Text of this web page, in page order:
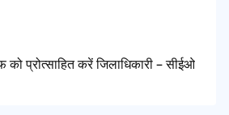
प्रोत्साहित करें जिलाधिकारी – सीईओ